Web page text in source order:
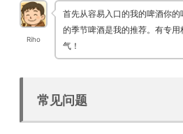
Riho
首先从容易入口的我的啤酒你
的季节啤酒是我的推荐。有专
气！
常见问题